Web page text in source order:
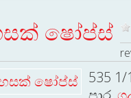
ෂෝප්ස්
535